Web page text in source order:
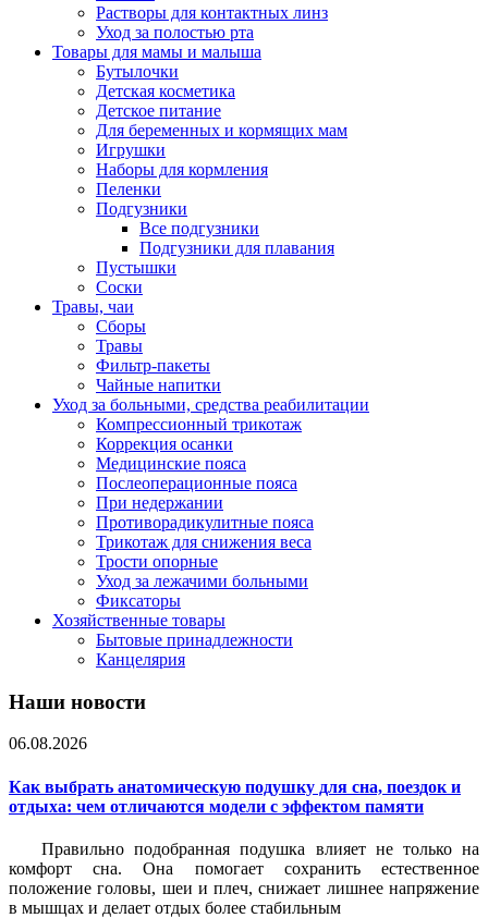
Растворы для контактных линз
Уход за полостью рта
Товары для мамы и малыша
Бутылочки
Детская косметика
Детское питание
Для беременных и кормящих мам
Игрушки
Наборы для кормления
Пеленки
Подгузники
Все подгузники
Подгузники для плавания
Пустышки
Соски
Травы, чаи
Сборы
Травы
Фильтр-пакеты
Чайные напитки
Уход за больными, средства реабилитации
Компрессионный трикотаж
Коррекция осанки
Медицинские пояса
Послеоперационные пояса
При недержании
Противорадикулитные пояса
Трикотаж для снижения веса
Трости опорные
Уход за лежачими больными
Фиксаторы
Хозяйственные товары
Бытовые принадлежности
Канцелярия
Наши новости
06.08.2026
Как выбрать анатомическую подушку для сна, поездок и
отдыха: чем отличаются модели с эффектом памяти
Правильно подобранная подушка влияет не только на
комфорт сна. Она помогает сохранить естественное
положение головы, шеи и плеч, снижает лишнее напряжение
в мышцах и делает отдых более стабильным